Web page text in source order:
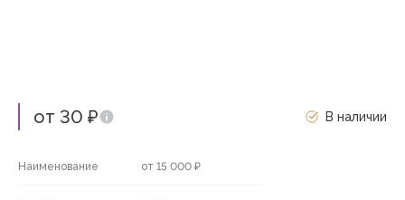
от 30 ₽ В наличии
Наименование от 15 000 ₽